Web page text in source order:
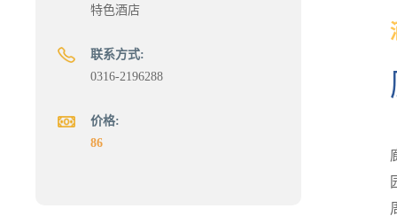
特色酒店
联系方式:
0316-2196288
价格:
86